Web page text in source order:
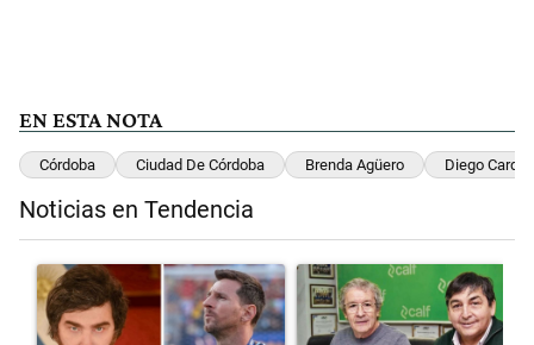
EN ESTA NOTA
Córdoba Ciudad De Córdoba Brenda Agüero Diego
Noticias en Tendencia
Un artículo de tendencia con el título "Milei despidió a Jorge Messi
Un artículo de tendencia con el